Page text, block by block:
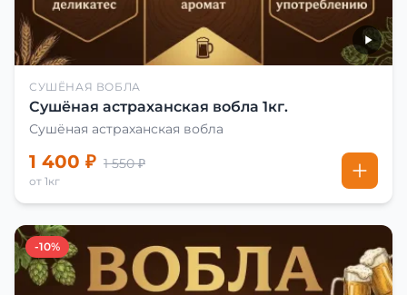
СУШЁНАЯ ВОБЛА
Сушёная астраханская вобла 1кг.
Сушёная астраханская вобла
1 400 ₽ 1 550 ₽
от 1кг
-10%